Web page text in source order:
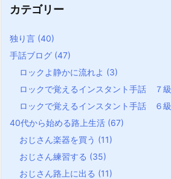
カテゴリー
独り言 (40)
手話ブログ (47)
ロックよ静かに流れよ (3)
ロックで覚えるインスタント手話 ７級
ロックで覚えるインスタント手話 ６級
40代から始める路上生活 (67)
おじさん楽器を買う (11)
おじさん練習する (35)
おじさん路上に出る (11)